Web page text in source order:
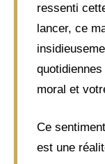
ressenti
lancer, ce
moral et
Ce
est une